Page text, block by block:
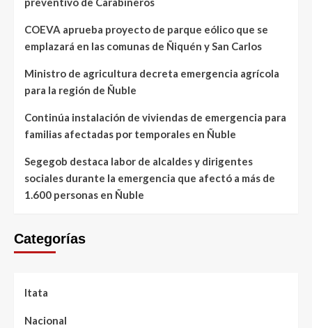
COEVA aprueba proyecto de parque eólico que se
emplazará en las comunas de Ñiquén y San Carlos
Ministro de agricultura decreta emergencia agrícola
para la región de Ñuble
Continúa instalación de viviendas de emergencia para
familias afectadas por temporales en Ñuble
Segegob destaca labor de alcaldes y dirigentes
sociales durante la emergencia que afectó a más de
1.600 personas en Ñuble
Categorías
Itata
Nacional